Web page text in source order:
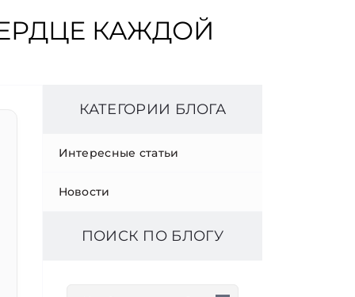
КАЖДОЙ
КАТЕГОРИИ БЛОГА
Интересные статьи
Новости
ПОИСК ПО БЛОГУ